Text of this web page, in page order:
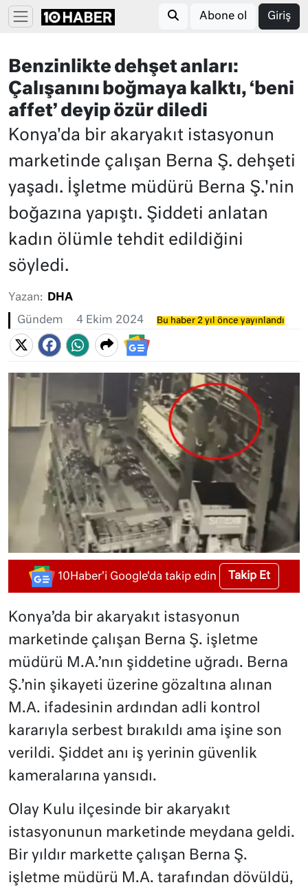
Abone ol Giriş
Benzinlikte dehşet anları:
Çalışanını boğmaya kalktı, ‘beni
affet’ deyip özür diledi
Konya'da bir akaryakıt istasyonun
marketinde çalışan Berna Ş. dehşeti
yaşadı. İşletme müdürü Berna Ş.'nin
boğazına yapıştı. Şiddeti anlatan
kadın ölümle tehdit edildiğini
söyledi.
Yazan: DHA
Gündem 4 Ekim 2024 Bu haber 2 yıl önce yayınlandı
10Haber'i Google'da takip edin Takip Et
Konya’da bir akaryakıt istasyonun
marketinde çalışan Berna Ş. işletme
müdürü M.A.’nın şiddetine uğradı. Berna
Ş.’nin şikayeti üzerine gözaltına alınan
M.A. ifadesinin ardından adli kontrol
kararıyla serbest bırakıldı ama işine son
verildi. Şiddet anı iş yerinin güvenlik
kameralarına yansıdı.
Olay Kulu ilçesinde bir akaryakıt
istasyonunun marketinde meydana geldi.
Bir yıldır markette çalışan Berna Ş.
işletme müdürü M.A. tarafından dövüldü,